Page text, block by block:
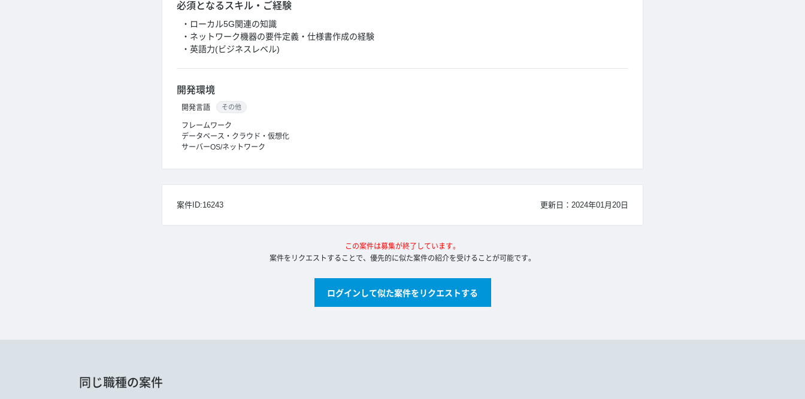
必須となるスキル・ご経験
・ローカル5G関連の知識
・ネットワーク機器の要件定義・仕様書作成の経験
・英語力(ビジネスレベル)
開発環境
開発言語 その他
フレームワーク
データベース・クラウド・仮想化
サーバーOS/ネットワーク
更新日：2024年01月20日
案件ID:16243
この案件は募集が終了しています。
案件をリクエストすることで、優先的に似た案件の紹介を受けることが可能です。
ログインして似た案件をリクエストする
同じ職種の案件